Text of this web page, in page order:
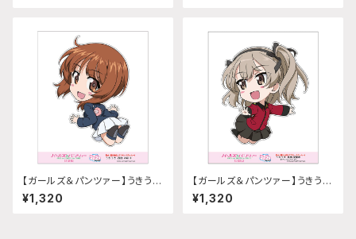
【ガールズ＆パンツァー】うきうき
ステッカー (西住みほ ll)A5サイ
ズ
¥1,320
【ガールズ＆パンツァー】うきうき
ステッカー (島田愛里寿 聖グロ
リアーナver.)A5サイズ
¥1,320